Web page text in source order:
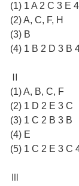
(1) 1 A 2 C 3 E
(2) A, C, F, H
(3) B
(4) 1 B 2 D 3 B
Ⅱ
(1) A, B, C, F
(2) 1 D 2 E 3 C
(3) 1 C 2 B 3 B
(4) E
(5) 1 C 2 E 3 C
Ⅲ